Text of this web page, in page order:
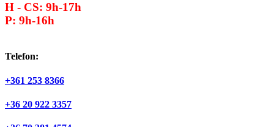
H - CS: 9h-17h
P: 9h-16h
Telefon:
+361 253 8366
+36 20 922 3357